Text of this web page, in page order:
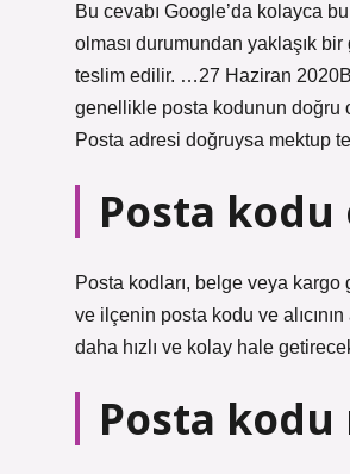
Bu cevabı Google’da kolayca
olması durumundan yaklaşık
teslim edilir. …27 Haziran
genellikle posta kodunun doğru
Posta adresi doğruysa mektup
Posta
Posta kodları, belge veya
ve ilçenin posta kodu ve
daha hızlı ve kolay hale
Posta